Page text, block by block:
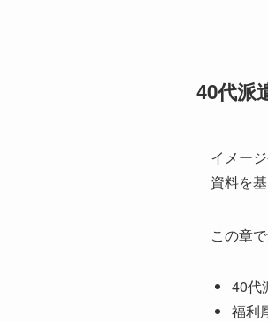
40代派
イメー
資料を
この章
40代
福利